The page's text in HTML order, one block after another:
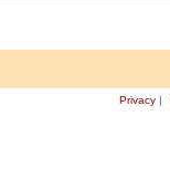
Privacy |